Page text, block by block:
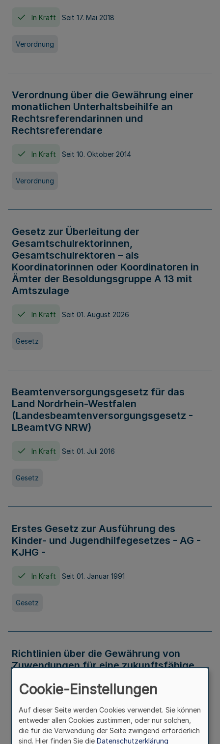
In Kraft Seit 17. Mai 2018
Verordnung
Verordnung über die Gewährung einer
monatlichen Unterhaltsbeihilfe an
Rechtsreferendarinnen und
Rechtsreferendare
In Kraft Seit 10. Oktober 2014
Verordnung
Gesetz zur Überleitung der
Gesamtschulrektorinnen,
Gesamtschulrektoren – als
Koordinatorinnen oder Koordinatoren in
Ämter der Besoldungsgruppe A 13 mit
Amtszulage
In Kraft Seit 01. August 2026
Gesetz
Beamtenversorgungsgesetz für das
Land Nordrhein-Westfalen
(Landesbeamtenversorgungsgesetz -
LBeamtVG NRW)
In Kraft Seit 01. Juli 2016
Gesetz
Erstes Gesetz zur Ausführung des
Kinder- und Jugendhilfegesetzes - AG -
KJHG -
In Kraft Seit 01. Januar 1991
Gesetz
Richtlinien über die Gewährung von
Zuwendungen für eine zukunftsfähige
Nordrhein-Westfalen
In Kraft
Verwaltungsvorschrift
Cookie-Einstellungen
Auf dieser Seite werden Cookies verwendet. Sie können
entweder allen Cookies zustimmen, oder nur solchen,
die für die Verwendung der Seite zwingend erforderlich
sind. Hier finden Sie die Datenschutzerklärung